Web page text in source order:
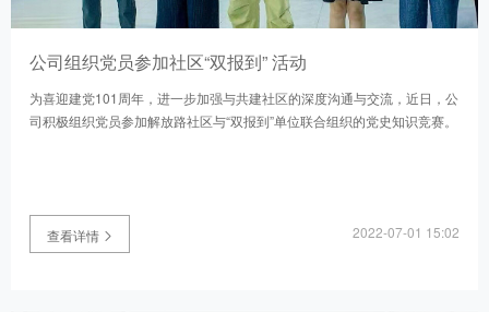
公司组织党员参加社区“双报到” 活动
为喜迎建党101周年，进一步加强与共建社区的深度沟通与交流，近日，公
司积极组织党员参加解放路社区与“双报到”单位联合组织的党史知识竞赛。
查看详情 2022-07-01 15:02